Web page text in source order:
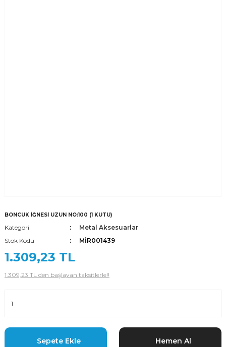
BONCUK İĞNESİ UZUN NO:100 (1 KUTU)
Kategori
Metal Aksesuarlar
Stok Kodu
MİR001439
1.309,23 TL
1.309,23 TL den başlayan taksitlerle!!
Sepete Ekle Hemen Al